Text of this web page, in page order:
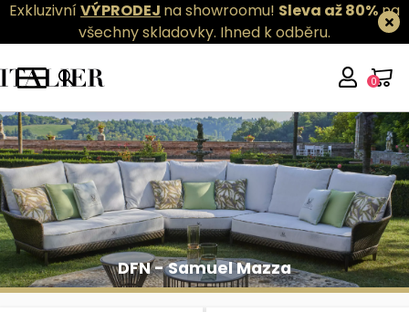
ExkluzivníVÝPRODEJ na showroomu! Sleva až 80%na
všechny skladovky. Ihned k odběru.
0
DFN - Samuel Mazza
DFN - Samuel Mazza